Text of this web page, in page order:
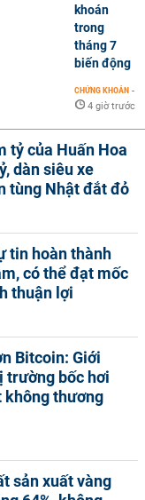
khoán
trong
tháng 7
biến động
CHỨNG KHOÁN -
4 giờ trước
tỷ của Huấn Hoa
dàn siêu xe
tùng Nhật đắt đỏ
tin hoàn thành
có thể đạt mốc
thuận lợi
Bitcoin: Giới
trường bốc hơi
không thương
sản xuất vàng